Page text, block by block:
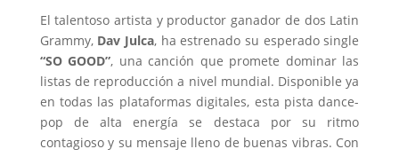
El talentoso artista y productor ganador de dos Latin
Grammy, Dav Julca, ha estrenado su esperado single
“SO GOOD”, una canción que promete dominar las
listas de reproducción a nivel mundial. Disponible ya
en todas las plataformas digitales, esta pista dance-
pop de alta energía se destaca por su ritmo
contagioso y su mensaje lleno de buenas vibras. Con